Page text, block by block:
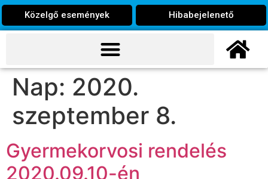
Közelgő események Hibabejelenető
Nap: 2020.
szeptember 8.
Gyermekorvosi rendelés
2020.09.10-én